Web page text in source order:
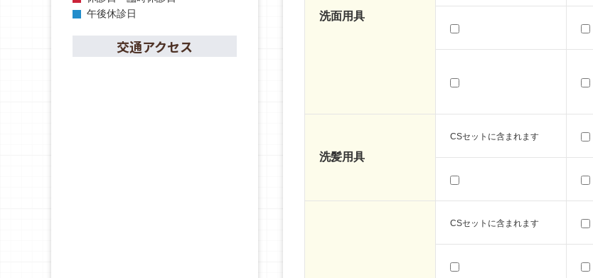
洗面用具
洗髪用具
CSセットに含まれます
CSセットに含まれます
午後休診日
交通アクセス